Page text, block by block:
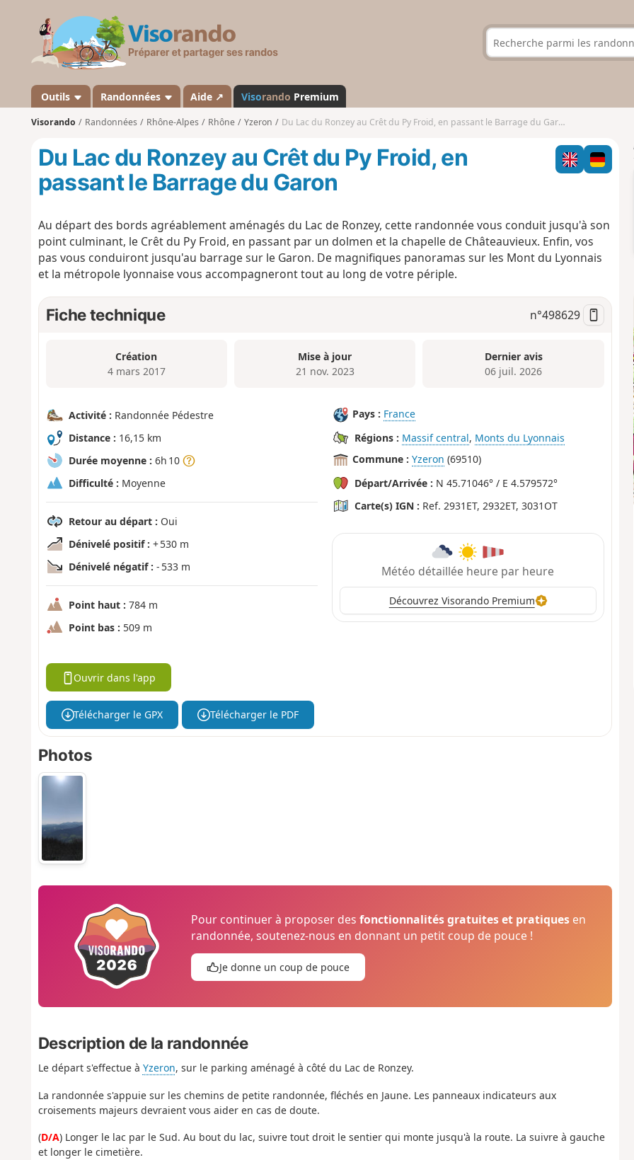
s
a
n
d
Outils Randonnées Aide ↗ Visorando Premium
Visorando Randonnées Rhône-Alpes Rhône Yzeron Du Lac du Ronzey au Crêt du Py Froid, en passant le Barrage du Garon
Du Lac du Ronzey au Crêt du Py Froid, en
passant le Barrage du Garon
Au départ des bords agréablement aménagés du Lac de Ronzey, cette randonnée vous conduit jusqu'à son
point culminant, le Crêt du Py Froid, en passant par un dolmen et la chapelle de Châteauvieux. Enfin, vos
pas vous conduiront jusqu'au barrage sur le Garon. De magnifiques panoramas sur les Mont du Lyonnais
et la métropole lyonnaise vous accompagneront tout au long de votre périple.
Fiche technique n°498629
Création
4 mars 2017
Mise à jour
21 nov. 2023
Dernier avis
06 juil. 2026
Activité : Randonnée Pédestre
Distance : 16,15 km
Durée moyenne : 6h 10
Difficulté : Moyenne
Retour au départ : Oui
Dénivelé positif : + 530 m
Dénivelé négatif : - 533 m
Point haut : 784 m
Point bas : 509 m
Pays : France
Régions : Massif central, Monts du Lyonnais
Commune : Yzeron (69510)
Départ/Arrivée : N 45.71046° / E 4.579572°
Carte(s) IGN : Ref. 2931ET, 2932ET, 3031OT
Météo détaillée heure par heure
Découvrez Visorando Premium
Ouvrir dans l'app
Télécharger le GPX Télécharger le PDF
Photos
Pour continuer à proposer desfonctionnalités gratuites et pratiques en
randonnée, soutenez-nous en donnant un petit coup de pouce !
Je donne un coup de pouce
Description de la randonnée
Le départ s'effectue à Yzeron, sur le parking aménagé à côté du Lac de Ronzey.
La randonnée s'appuie sur les chemins de petite randonnée, fléchés en Jaune. Les panneaux indicateurs aux
croisements majeurs devraient vous aider en cas de doute.
(D/A) Longer le lac par le Sud. Au bout du lac, suivre tout droit le sentier qui monte jusqu'à la route. La suivre à gauche
et longer le cimetière.